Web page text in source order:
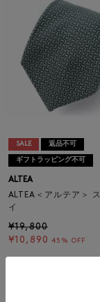
SALE 返品不可
ギフトラッピング不可
ALTEA
ALTEA＜アルテア＞
イ
¥19,800
¥10,890 45% OFF